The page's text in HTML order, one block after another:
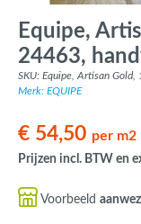
Equipe,
24463,
SKU: Equipe, Artisan
Merk: EQUIPE
€ 54,50 per m2
Prijzen incl. BTW en
Voorbeeld